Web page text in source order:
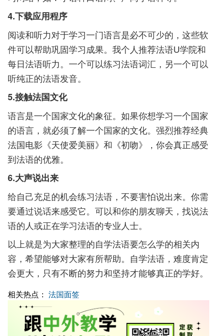
4.下载应用程序
阅读和听力对于学习一门语言是必不可少的，这些软
件可以帮助巩固学习成果。我个人推荐法语U学院和
每日法语听力。一个可以练习法语词汇，另一个可以
听纯正的法语发音。
5.接触法国文化
语言是一个国家文化的象征。如果你想学习一个国家
的语言，就必须了解一个国家的文化。强烈推荐经典
法国电影《天使爱美丽》和《初吻》，你会真正感受
到法语的优雅。
6.大声说出来
给自己充足的机会练习法语，不要害怕说出来。你需
要通过说话来感受它。可以和你的朋友聊天，找说法
语的人或正在学习法语的专业人士。
以上就是为大家整理的自学法语要怎么学的相关内
容，希望能够对大家有所帮助。自学法语，难度肯定
会更大，只有不断的努力和坚持才能够真正的学好。
相关热点： 法国面签